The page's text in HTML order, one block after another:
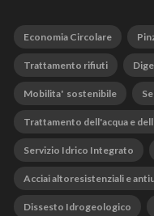
Economia Circolare
Trattamento rifiuti
Mobilita' sostenibile
Trattamento dell'acqua e
Servizio Idrico Integrato
Acciai altoresistenziali e
Dissesto Idrogeologico